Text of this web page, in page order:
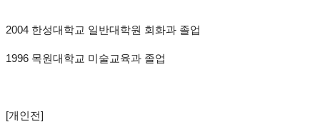
2004 한성대학교 일반대학원 회화과 졸업
1996 목원대학교 미술교육과 졸업
[개인전]